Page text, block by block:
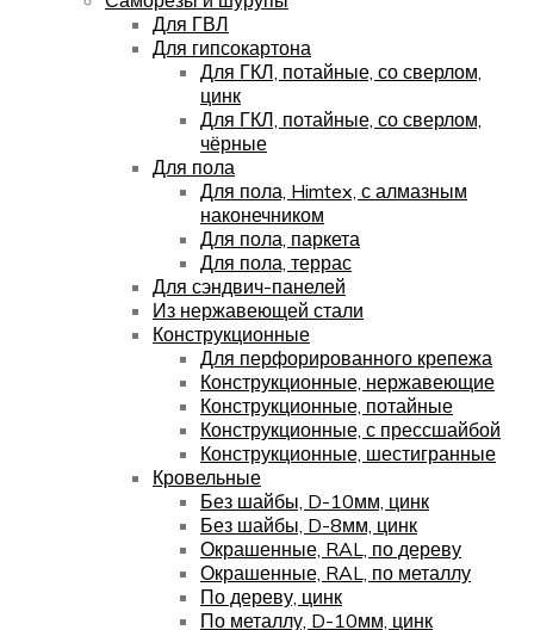
Для ГВЛ
Для гипсокартона
Для ГКЛ, потайные, со сверлом,
цинк
Для ГКЛ, потайные, со сверлом,
чёрные
Для пола
Для пола, Himtex, с алмазным
наконечником
Для пола, паркета
Для пола, террас
Для сэндвич-панелей
Из нержавеющей стали
Конструкционные
Для перфорированного крепежа
Конструкционные, нержавеющие
Конструкционные, потайные
Конструкционные, с прессшайбой
Конструкционные, шестигранные
Кровельные
Без шайбы, D-10мм, цинк
Без шайбы, D-8мм, цинк
Окрашенные, RAL, по дереву
Окрашенные, RAL, по металлу
По дереву, цинк
По металлу, D-10мм, цинк